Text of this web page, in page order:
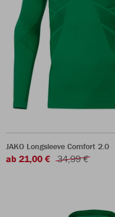
JAKO Longsleeve Comfort 2.0
ab 21,00 € 34,99 €